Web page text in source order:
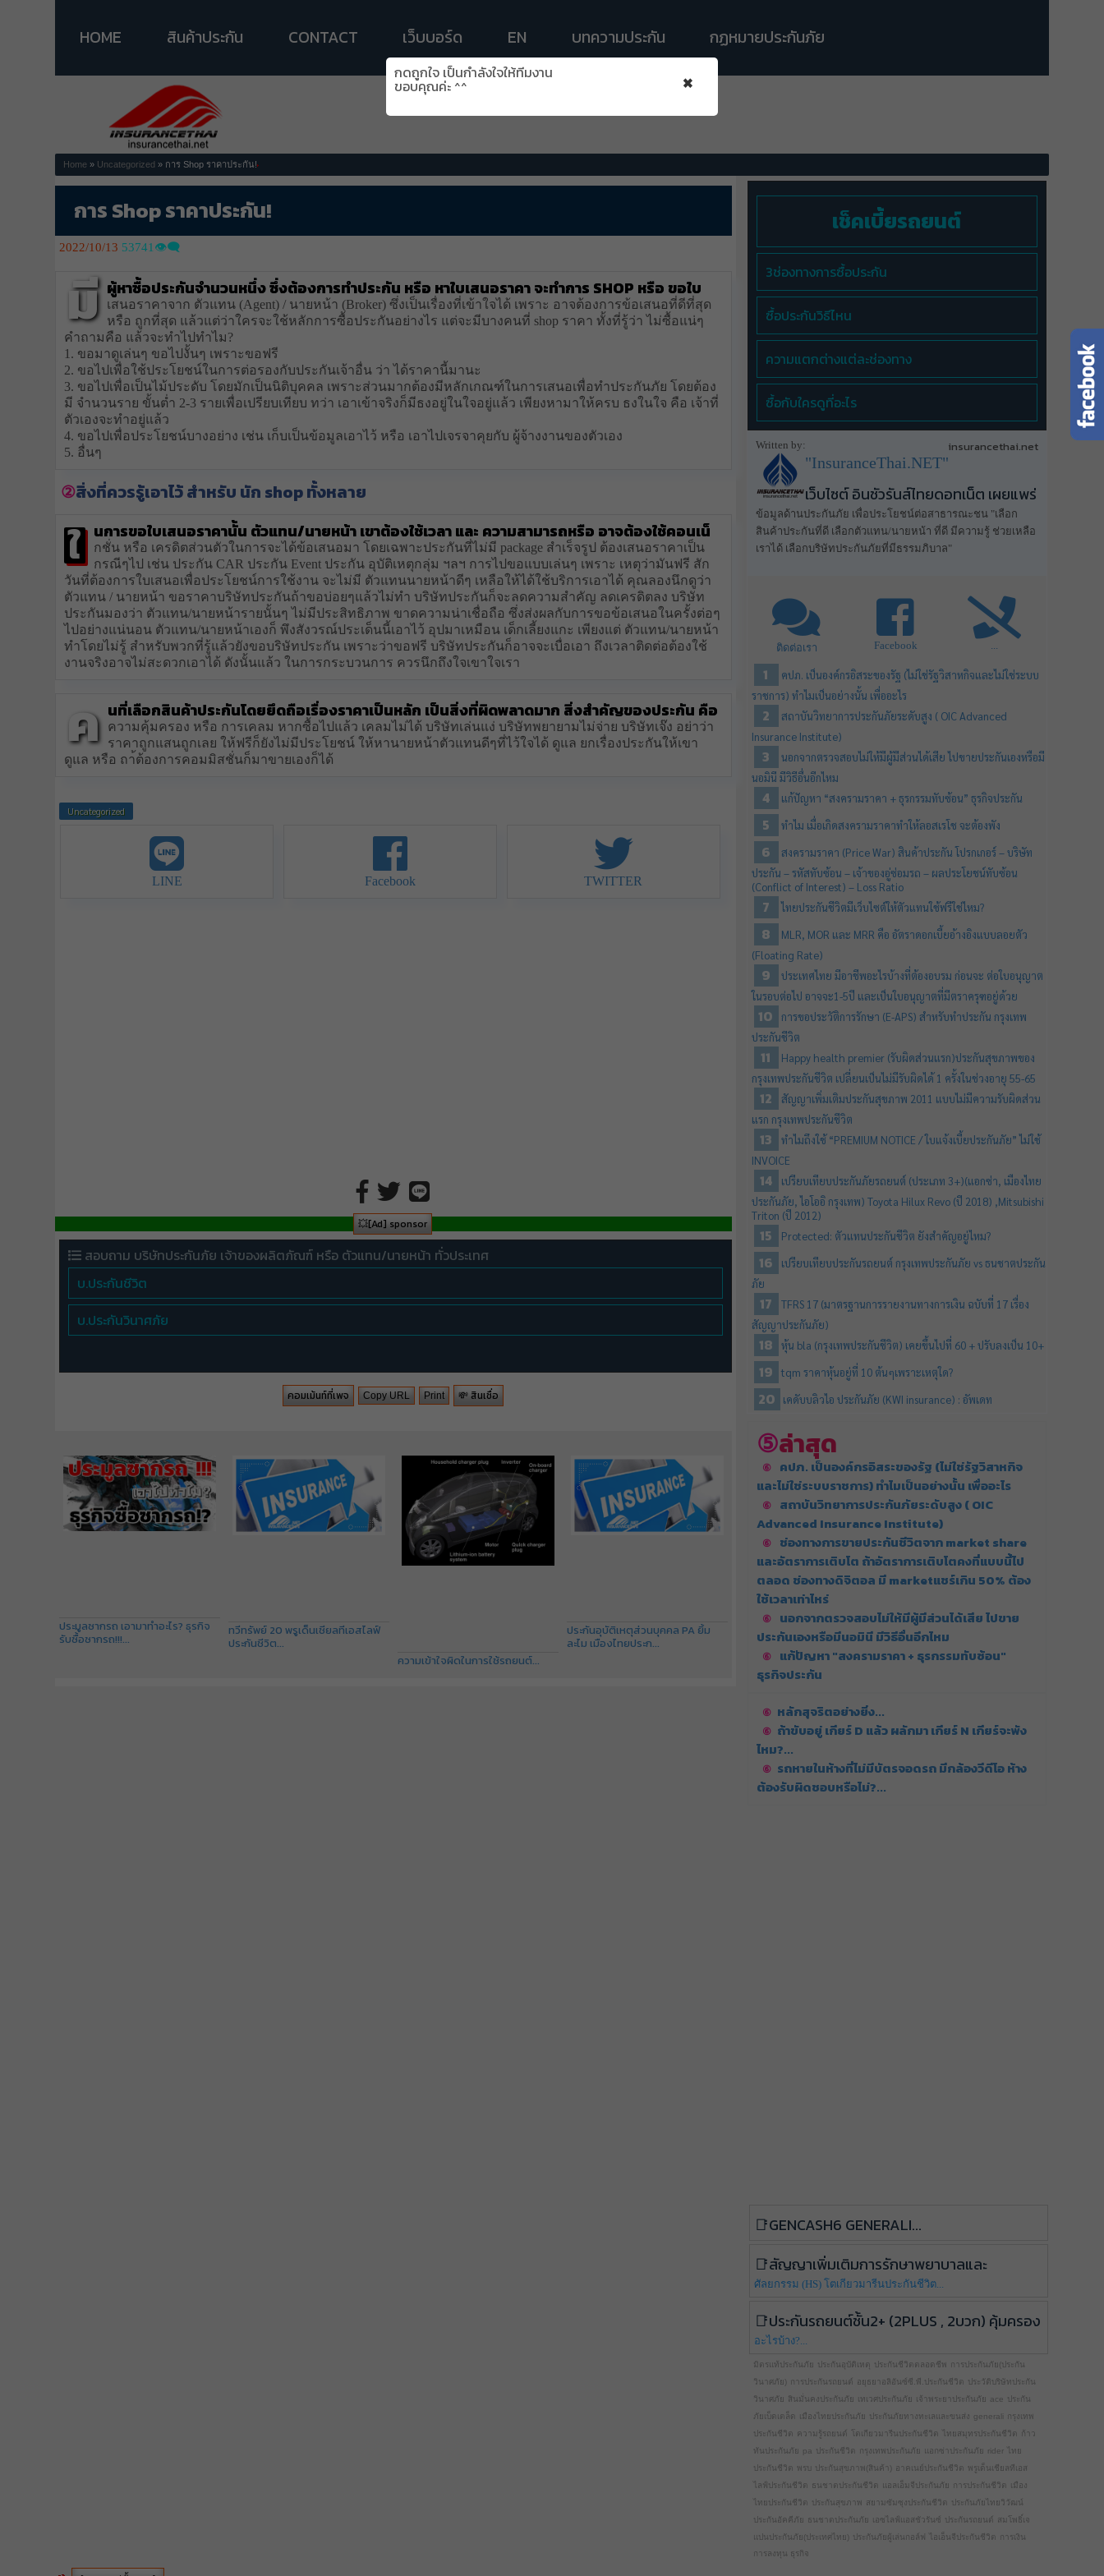
HOME สินค้าประกัน CONTACT เว็บบอร์ด EN บทความประกัน กฏหมายประกันภัย
Home » Uncategorized » การ Shop ราคาประกัน!
การ Shop ราคาประกัน!
2022/10/13 53741👁️‍🗨️
มี ผู้หาซื้อประกันจำนวนหนึ่ง ซึ่งต้องการทำประกัน หรือ หาใบเสนอราคา จะทำการ shop หรือ ขอใบ
เสนอราคาจาก ตัวแทน (Agent) / นายหน้า (Broker) ซึ่งเป็นเรื่องที่เข้าใจได้ เพราะ อาจต้องการข้อเสนอที่ดีที่สุด
หรือ ถูกที่สุด แล้วแต่ว่าใครจะใช้หลักการซื้อประกันอย่างไร แต่จะมีบางคนที่ shop ราคา ทั้งที่รู้ว่า ไม่ซื้อแน่ๆ
คำถามคือ แล้วจะทำไปทำไม?
1. ขอมาดูเล่นๆ ขอไปงั้นๆ เพราะขอฟรี
2. ขอไปเพื่อใช้ประโยชน์ในการต่อรองกับประกันเจ้าอื่น ว่า ได้ราคานี้มานะ
3. ขอไปเพื่อเป็นไม้ประดับ โดยมักเป็นนิติบุคคล เพราะส่วนมากต้องมีหลักเกณฑ์ในการเสนอเพื่อทำประกันภัย โดยต้อง
มี จำนวนราย ขั้นต่ำ 2-3 รายเพื่อเปรียบเทียบ ทว่า เอาเข้าจริงก็มีธงอยู่ในใจอยู่แล้ว เพียงหามาให้ครบ ธงในใจ คือ เจ้าที่
ตัวเองจะทำอยู่แล้ว
4. ขอไปเพื่อประโยชน์บางอย่าง เช่น เก็บเป็นข้อมูลเอาไว้ หรือ เอาไปเจรจาคุยกับ ผู้จ้างงานของตัวเอง
5. อื่นๆ
สิ่งที่ควรรู้เอาไว้ สำหรับ นัก shop ทั้งหลาย
ใ นการขอใบเสนอราคานั้น ตัวแทน/นายหน้า เขาต้องใช้เวลา และ ความสามารถหรือ อาจต้องใช้คอนเน็
กชั่น หรือ เครดิตส่วนตัวในการจะได้ข้อเสนอมา โดยเฉพาะประกันที่ไม่มี package สำเร็จรูป ต้องเสนอราคาเป็น
กรณีๆไป เช่น ประกัน CAR ประกัน Event ประกัน อุบัติเหตุกลุ่ม ฯลฯ การไปขอแบบเล่นๆ เพราะ เหตุว่ามันฟรี สัก
วันที่ต้องการใบเสนอเพื่อประโยชน์การใช้งาน จะไม่มี ตัวแทนนายหน้าดีๆ เหลือให้ได้ใช้บริการเอาได้ คุณลองนึกดูว่า
ตัวแทน / นายหน้า ขอราคาบริษัทประกันถ้าขอบ่อยๆแล้วไม่ทำ บริษัทประกันก็จะลดความสำคัญ ลดเครดิตลง บริษัท
ประกันมองว่า ตัวแทน/นายหน้ารายนั้นๆ ไม่มีประสิทธิภาพ ขาดความน่าเชื่อถือ ซึ่งส่งผลกับการขอข้อเสนอในครั้งต่อๆ
ไปอย่างแน่นอน ตัวแทน/นายหน้าเองก็ พึงสังวรณ์ประเด็นนี้เอาไว้ อุปมาเหมือน เด็กเลี้ยงแกะ เพียงแต่ ตัวแทน/นายหน้า
ทำโดยไม่รู้ สำหรับพวกที่รู้แล้วยังขอบริษัทประกัน เพราะว่าขอฟรี บริษัทประกันก็อาจจะเบื่อเอา ถึงเวลาติดต่อต้องใช้
งานจริงอาจไม่สะดวกเอาได้ ดังนั้นแล้ว ในการกระบวนการ ควรนึกถึงใจเขาใจเรา
ค นที่เลือกสินค้าประกันโดยยึดถือเรื่องราคาเป็นหลัก เป็นสิ่งที่ผิดพลาดมาก สิ่งสำคัญของประกัน คือ
ความคุ้มครอง หรือ การเคลม หากซื้อไปแล้ว เคลมไม่ได้ บริษัทเล่นแง่ บริษัทพยายามไม่จ่าย บริษัทเจ๊ง อย่าว่า
ราคาถูกแสนถูกเลย ให้ฟรีก็ยังไม่มีประโยชน์ ให้หานายหน้าตัวแทนดีๆที่ไว้ใจได้ ดูแล ยกเรื่องประกันให้เขา
ดูแล หรือ ถา้ต้องการคอมมิสชั่นก็มาขายเองก็ได้
Uncategorized
LINE Facebook TWITTER
💥[Ad] sponsor
สอบถาม บริษัทประกันภัย เจ้าของผลิตภัณฑ์ หรือ ตัวแทน/นายหน้า ทั่วประเทศ
บ.ประกันชีวิต
บ.ประกันวินาศภัย
กดถูกใจ เป็นกำลังใจให้ทีมงาน
ขอบคุณค่ะ ^^ ×
คอมเม้นท์ที่เพจ Copy URL Print 💸 สินเชื่อ
ประมูลซากรถ เอามาทำอะไร? ธุรกิจ
รับซื้อซากรถ!!!...
ทวีทรัพย์ 20 พรูเด็นเชียลทีเอสไลฟ์
ประกันชีวิต...
ความเข้าใจผิดในการใช้รถยนต์...
ประกันอุบัติเหตุส่วนบุคคล PA ยิ้ม
ละไม เมืองไทยประก...
เช็คเบี้ยรถยนต์
3ช่องทางการซื้อประกัน
ซื้อประกันวิธีไหน
ความแตกต่างแต่ละช่องทาง
ซื้อกับใครดูที่อะไร
Written by: insurancethai.net
"InsuranceThai.NET"
เว็บไซต์ อินชัวรันส์ไทยดอทเน็ต เผยแพร่
ข้อมูลด้านประกันภัย เพื่อประโยชน์ต่อสาธารณะชน "เลือก
สินค้าประกันที่ดี เลือกตัวแทน/นายหน้า ที่ดี มีความรู้ ช่วยเหลือ
เราได้ เลือกบริษัทประกันภัยที่มีธรรมภิบาล"
ติดต่อเรา Facebook ...
คปภ. เป็นองค์กรอิสระของรัฐ (ไม่ใช่รัฐวิสาหกิจและไม่ใช่ระบบ
ราชการ) ทำไมเป็นอย่างนั้น เพื่ออะไร
สถาบันวิทยาการประกันภัยระดับสูง ( OIC Advanced
Insurance Institute)
นอกจากตรวจสอบไม่ให้มีผู้มีส่วนได้เสีย ไปขายประกันเองหรือมี
นอมินี มีวิธีอื่นอีกไหม
แก้ปัญหา “สงครามราคา + ธุรกรรมทับซ้อน” ธุรกิจประกัน
ทำไม เมื่อเกิดสงครามราคาทำให้ลอสเรโช จะต้องพัง
สงครามราคา (Price War) สินค้าประกัน โปรกเกอร์ – บริษัท
ประกัน – รหัสทับซ้อน – เจ้าของอู่ซ่อมรถ – ผลประโยชน์ทับซ้อน
(Conflict of Interest) – Loss Ratio
ไทยประกันชีวิตมีเว็บไซต์ให้ตัวแทนใช้ฟรีใช่ไหม?
MLR, MOR และ MRR คือ อัตราดอกเบี้ยอ้างอิงแบบลอยตัว
(Floating Rate)
ประเทศไทย มีอาชีพอะไรบ้างที่ต้องอบรม ก่อนจะ ต่อใบอนุญาต
ในรอบต่อไป อาจจะ1-5ปี และเป็นใบอนุญาตที่มีตราครุฑอยู่ด้วย
การขอประวัติการรักษา (E-APS) สำหรับทำประกัน กรุงเทพ
ประกันชีวิต
Happy health premier (รับผิดส่วนแรก)​ประกันสุขภาพของ
กรุงเทพประกันชีวิต เปลี่ยนเป็นไม่มีรับผิดได้ 1 ครั้งในช่วงอายุ 55-65
สัญญาเพิ่มเติมประกันสุขภาพ 2011 แบบไม่มีความรับผิดส่วน
แรก กรุงเทพประกันชีวิต
ทำไมถึงใช้ “PREMIUM NOTICE / ใบแจ้งเบี้ยประกันภัย” ไม่ใช้
INVOICE
เปรียบเทียบประกันภัยรถยนต์ (ประเภท 3+)(แอกซ่า, เมืองไทย
ประกันภัย, ไอโออิ กรุงเทพ) Toyota Hilux Revo (ปี 2018) ,Mitsubishi
Triton (ปี 2012)
Protected: ตัวแทนประกันชีวิต ยังสำคัญอยู่ไหม?
เปรียบเทียบประกันรถยนต์ กรุงเทพประกันภัย vs ธนชาตประกัน
ภัย
TFRS 17 (มาตรฐานการรายงานทางการเงิน ฉบับที่ 17 เรื่อง
สัญญาประกันภัย)
หุ้น bla (กรุงเทพประกันชีวิต) เคยขึ้นไปที่ 60 + ปรับลงเป็น 10+
tqm ราคาหุ้นอยู่ที่ 10 ต้นๆเพราะเหตุใด?
เคดับบลิวไอ ประกันภัย (KWI insurance) : อัพเดท
ล่าสุด
คปภ. เป็นองค์กรอิสระของรัฐ (ไม่ใช่รัฐวิสาหกิจ
และไม่ใช่ระบบราชการ) ทำไมเป็นอย่างนั้น เพื่ออะไร
สถาบันวิทยาการประกันภัยระดับสูง ( OIC
Advanced Insurance Institute)
ช่องทางการขายประกันชีวิตจาก market share
และอัตราการเติบโต ถ้าอัตราการเติบโตคงที่แบบนี้ไป
ตลอด ช่องทางดิจิตอล มี marketแชร์เกิน 50% ต้อง
ใช้เวลาเท่าไหร่
นอกจากตรวจสอบไม่ให้มีผู้มีส่วนได้เสีย ไปขาย
ประกันเองหรือมีนอมินี มีวิธีอื่นอีกไหม
แก้ปัญหา "สงครามราคา + ธุรกรรมทับซ้อน"
ธุรกิจประกัน
หลักสุจริตอย่างยิ่ง...
ถ้าขับอยู่ เกียร์ D แล้ว ผลักมา เกียร์ N เกียร์จะพัง
ไหม?...
รถหายในห้างที่ไม่มีบัตรจอดรถ มีกล้องวีดีโอ ห้าง
ต้องรับผิดชอบหรือไม่?...
GenCash6 generali...
สัญญาเพิ่มเติมการรักษาพยาบาลและ
ศัลยกรรม (HS) โตเกียวมารีนประกันชีวิต...
ประกันรถยนต์ชั้น2+ (2plus , 2บวก) คุ้มครอง
อะไรบ้าง?...
มิตรแท้ประกันภัย ประกันอุบัติเหตุ ประกันชีวิตตลอดชีพ การประกันภัย(ประกัน
วินาศภัย) การประกันรถยนต์ อยุธยาอลิอันซ์ซี.พี.ประกันชีวิต ประวัติบริษัทประกัน
วินาศภัย สินมั่นคงประกันภัย เทเวศประกันภัย เจ้าพระยาประกันภัย ace ประกัน
ภัยเบ็ดเตล็ด
เมืองไทยประกันภัย ประกันภัยทางทะเลและขนส่ง generali
กรุงเทพ
ประกันชีวิต ความรู้รถยนต์ โตเกียวมารีนประกันชีวิต ไทยสมุทรประกันชีวิต ก้าว
ทันประกันภัย pa ประกันชีวิต กรุงเทพประกันภัย แอกซ่าประกันภัย rider
ไทย
ประกันชีวิต พรบ ประกันสุขภาพ(สินค้า) อาคเนย์ประกันชีวิต พรูเด็นเชียลทีเอส
ไลฟ์ประกันชีวิต ธนชาตประกันชีวิต แอลเอ็มจีประกันภัย การประกันชีวิต เมือง
ไทยประกันชีวิต ประกันสุขภาพ สยามซัมซุงประกันชีวิต ประกันภัยไทยวิวัฒน์
ประกันอัคคีภัย ธนชาตประกันภัย เอซไลฟ์แอสชัวรันซ์ ประกันรถยนต์
สมโพธิ์เจ
แปนประกันภัย(ประเทศไทย) ประกันภัยผู้เล่นกอล์ฟ ไอเอ็นจีประกันชีวิต การเงิน
การลงทุน ธุรกิจ